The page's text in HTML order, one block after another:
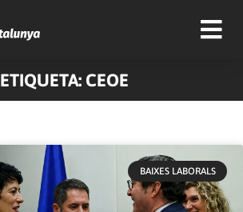
ETIQUETA: CEOE
BAIXES LABORALS